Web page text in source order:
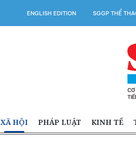
ENGLISH EDITION SGGP THỂ
XÃ HỘI PHÁP LUẬT KINH TẾ